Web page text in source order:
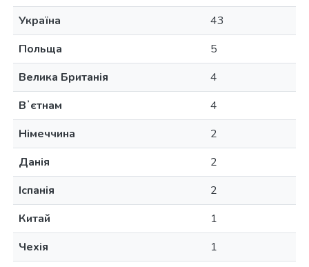
Україна
43
Польща
5
Велика Британія
4
Вʼєтнам
4
Німеччина
2
Данія
2
Іспанія
2
Китай
1
Чехія
1